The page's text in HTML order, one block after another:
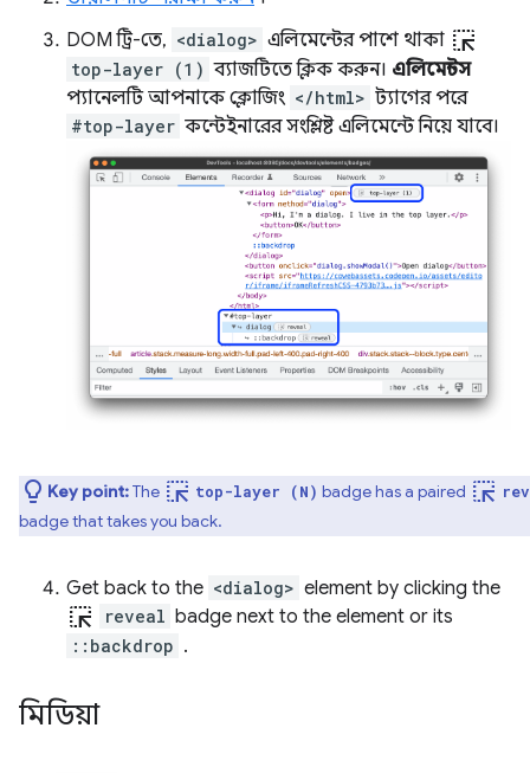
DOM ট্রি-তে, <dialog> এলিমেন্টের পাশে থাকা ink_selection
top-layer (1) ব্যাজটিতে ক্লিক করুন। এলিমেন্টস
প্যানেলটি আপনাকে ক্লোজিং </html> ট্যাগের পরে
#top-layer কন্টেইনারের সংশ্লিষ্ট এলিমেন্টে নিয়ে যাবে।
Key point:The ink_selection top-layer (N) badge has a paired ink_selection
badge that takes you back.
Get back to the <dialog> element by clicking the
ink_selection reveal badge next to the element or its
::backdrop .
মিডিয়া